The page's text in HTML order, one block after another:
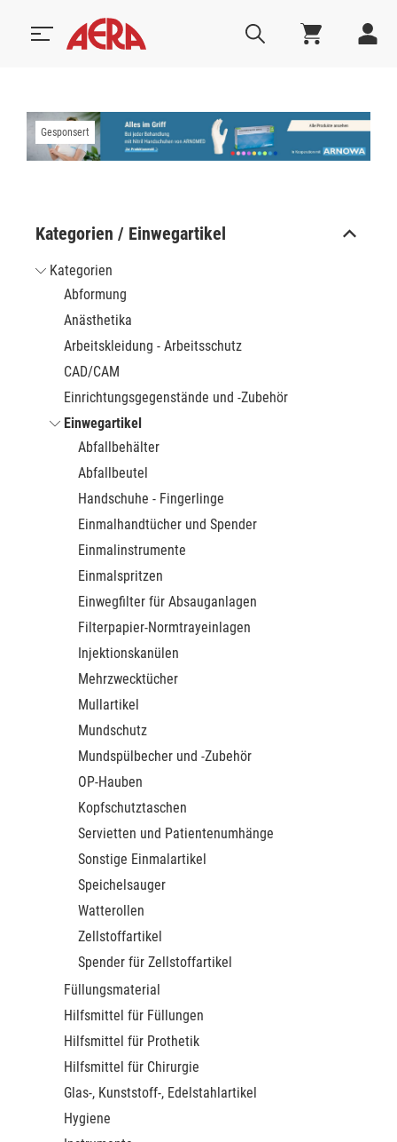
Gesponsert
Kategorien / Einwegartikel
Kategorien
Abformung
Anästhetika
Arbeitskleidung - Arbeitsschutz
CAD/CAM
Einrichtungsgegenstände und -Zubehör
Einwegartikel
Abfallbehälter
Abfallbeutel
Handschuhe - Fingerlinge
Einmalhandtücher und Spender
Einmalinstrumente
Einmalspritzen
Einwegfilter für Absauganlagen
Filterpapier-Normtrayeinlagen
Injektionskanülen
Mehrzwecktücher
Mullartikel
Mundschutz
Mundspülbecher und -Zubehör
OP-Hauben
Kopfschutztaschen
Servietten und Patientenumhänge
Sonstige Einmalartikel
Speichelsauger
Watterollen
Zellstoffartikel
Spender für Zellstoffartikel
Füllungsmaterial
Hilfsmittel für Füllungen
Hilfsmittel für Prothetik
Hilfsmittel für Chirurgie
Glas-, Kunststoff-, Edelstahlartikel
Hygiene